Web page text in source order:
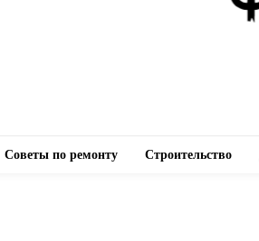
Советы по ремонту Строительство